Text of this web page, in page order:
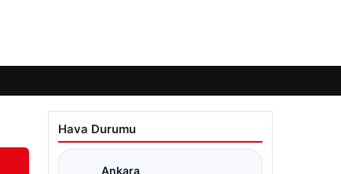
Hava Durumu
Ankara